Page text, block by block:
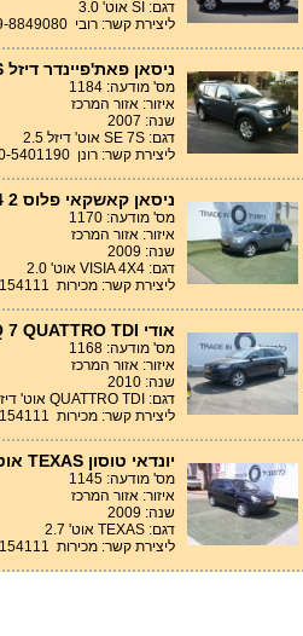
דגם: SI אוט' 3.0
ליצירת קשר: רובי 09-8849080
ניסאן פאת'פיינדר דיזל SE 7S אוט' דיזל 2.5 2007
מס' מודעה: 1184
איזור: אזור המרכז
שנה: 2007
דגם: SE 7S אוט' דיזל 2.5
ליצירת קשר: רונן 050-5401190
ניסאן קאשקאי פלוס 2 VISIA 4X4 אוט' 2.0 2009
מס' מודעה: 1170
איזור: אזור המרכז
שנה: 2009
דגם: VISIA 4X4 אוט' 2.0
ליצירת קשר: מכירות 03-9154111
אודי Q 7 QUATTRO TDI אוט' דיזל 3.0 2010
מס' מודעה: 1168
איזור: אזור המרכז
שנה: 2010
דגם: QUATTRO TDI אוט' דיזל 3.0
ליצירת קשר: מכירות 03-9154111
יונדאי טוסון TEXAS אוט' 2.7 2009
מס' מודעה: 1145
איזור: אזור המרכז
שנה: 2009
דגם: TEXAS אוט' 2.7
ליצירת קשר: מכירות 03-9154111